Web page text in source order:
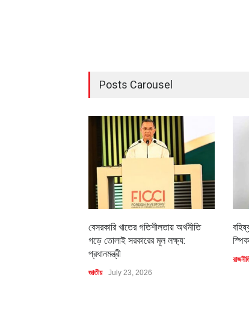
Posts Carousel
বেসরকারি খাতের গতিশীলতায় অর্থনীতি
গড়ে তোলাই সরকারের মূল লক্ষ্য:
প্রধানমন্ত্রী
জাতীয় July 23, 2026